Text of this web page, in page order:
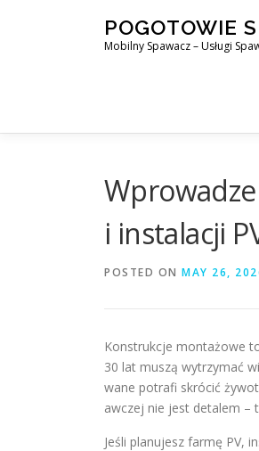
POGOTOWIE
Mobilny Spawacz – Usługi
i instalacji
POSTED ON MAY 26,
Konstrukcje montażowe
30 lat muszą wytrzymać
wane potrafi skrócić
awczej nie jest detalem –
Jeśli planujesz farmę PV,